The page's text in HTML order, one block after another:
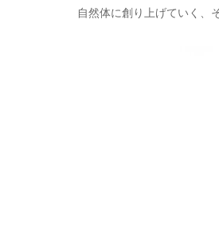
自然体に創り上げていく、